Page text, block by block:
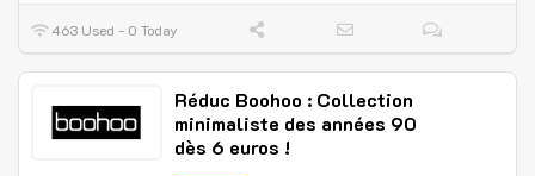
463 Used - 0 Today
Réduc Boohoo : Collection
minimaliste des années 90
dès 6 euros !